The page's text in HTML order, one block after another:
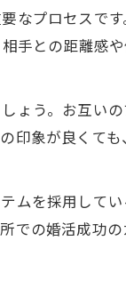
オーネットの
所でLINE交換
所で安心でき
換が不安な時の
連絡手段に悩
なプロセスで
手との距離
ょう。お互い
印象が良くて
ムを採用して
での婚活成功の